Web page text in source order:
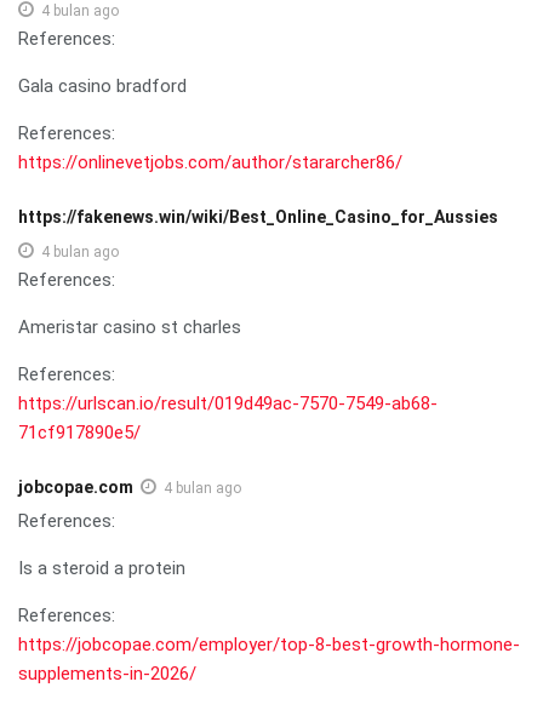
4 bulan ago
References:
Gala casino bradford
References:
https://onlinevetjobs.com/author/stararcher86/
https://fakenews.win/wiki/Best_Online_Casino_for_Aussies
4 bulan ago
References:
Ameristar casino st charles
References:
https://urlscan.io/result/019d49ac-7570-7549-ab68-
71cf917890e5/
jobcopae.com 4 bulan ago
References:
Is a steroid a protein
References:
https://jobcopae.com/employer/top-8-best-growth-hormone-
supplements-in-2026/